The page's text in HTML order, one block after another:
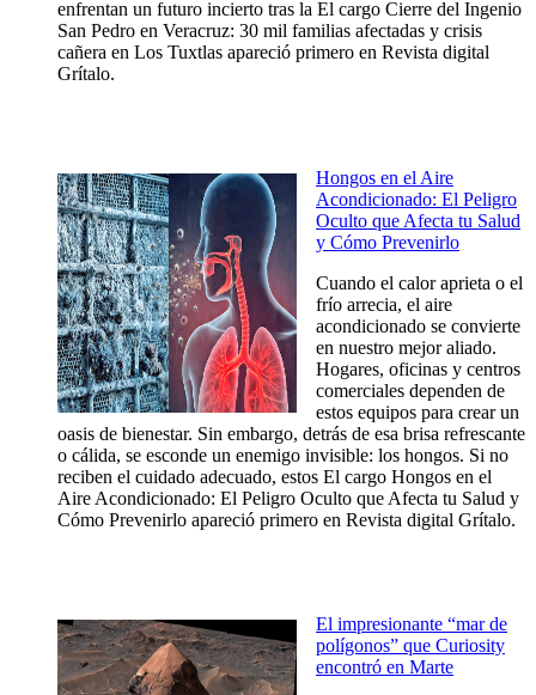
enfrentan un futuro incierto tras la El cargo Cierre del Ingenio
San Pedro en Veracruz: 30 mil familias afectadas y crisis
cañera en Los Tuxtlas apareció primero en Revista digital
Grítalo.
Hongos en el Aire
Acondicionado: El Peligro
Oculto que Afecta tu Salud
y Cómo Prevenirlo
Cuando el calor aprieta o el
frío arrecia, el aire
acondicionado se convierte
en nuestro mejor aliado.
Hogares, oficinas y centros
comerciales dependen de
estos equipos para crear un
oasis de bienestar. Sin embargo, detrás de esa brisa refrescante
o cálida, se esconde un enemigo invisible: los hongos. Si no
reciben el cuidado adecuado, estos El cargo Hongos en el
Aire Acondicionado: El Peligro Oculto que Afecta tu Salud y
Cómo Prevenirlo apareció primero en Revista digital Grítalo.
El impresionante “mar de
polígonos” que Curiosity
encontró en Marte